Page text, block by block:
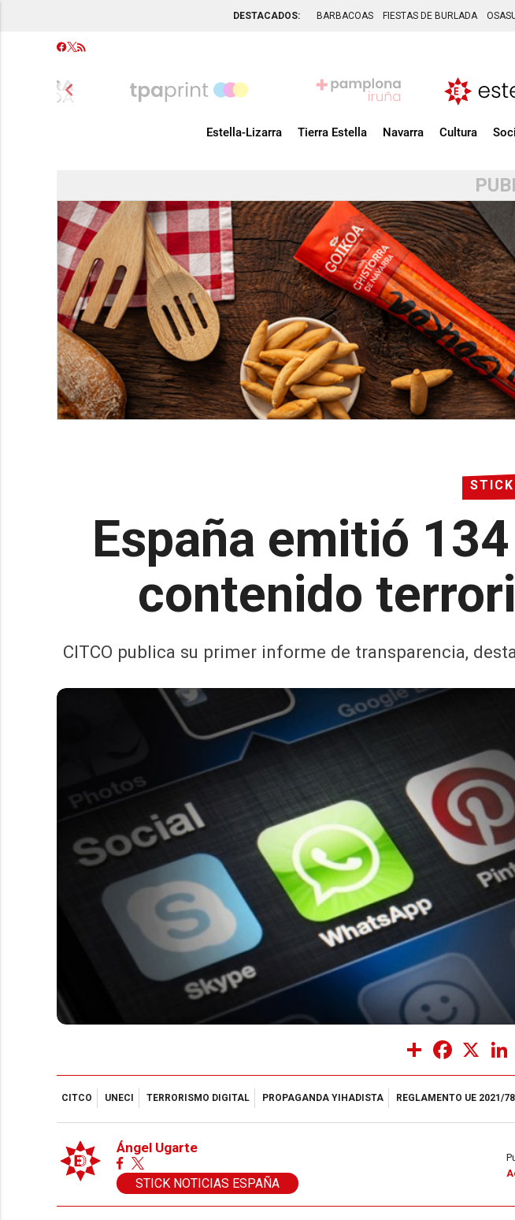
DESTACADOS: BARBACOAS FIESTAS DE BURLADA
chevron_left
Estella-Lizarra Tierra Estella Navarra Cultura
España emitió
contenido
CITCO publica su primer informe de transparencia,
Share Facebook
CITCO UNECI TERRORISMO DIGITAL PROPAGANDA YIHADISTA REGLAMENTO UE 2021/
Ángel Ugarte
STICK NOTICIAS ESPAÑA